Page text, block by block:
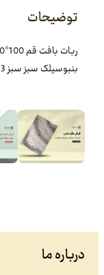
توضیحات
بنبوسيلک سبز سبز 3 Kg فرش شادکام
درباره ما